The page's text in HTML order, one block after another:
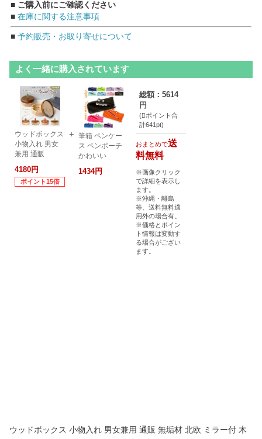
■ ご購入前にご確認ください
■ 在庫に関する注意事項
■ 予約販売・お取り寄せについて
ウッドボックス 小物入れ 男女兼用 通販 無垢材 北欧 ミラー付 木